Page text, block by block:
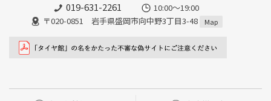
019-631-2261
10:00～19:00
〒020-0851 岩手県盛岡市向中野3丁目3-48
Map